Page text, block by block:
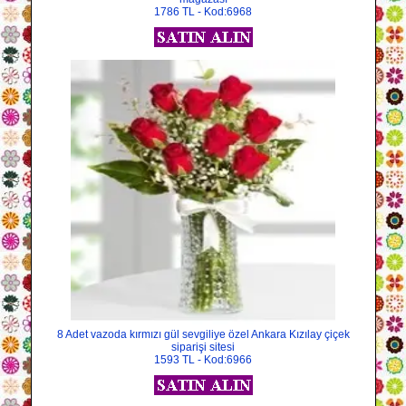
1786 TL - Kod:6968
8 Adet vazoda kırmızı gül sevgiliye özel Ankara Kızılay çiçek
siparişi sitesi
1593 TL - Kod:6966